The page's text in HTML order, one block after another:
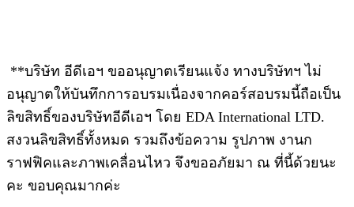
**บริษัท อีดีเอฯ ขออนุญาตเรียนแจ้ง ทางบริษัทฯ ไม่
อนุญาตให้บันทึกการอบรมเนื่องจากคอร์สอบรมนี้ถือเป็น
ลิขสิทธิ์ของบริษัทอีดีเอฯ โดย EDA International LTD.
สงวนลิขสิทธิ์ทั้งหมด รวมถึงข้อความ รูปภาพ งานก
ราฟฟิคและภาพเคลื่อนไหว จึงขออภัยมา ณ ที่นี้ด้วยนะ
คะ ขอบคุณมากค่ะ